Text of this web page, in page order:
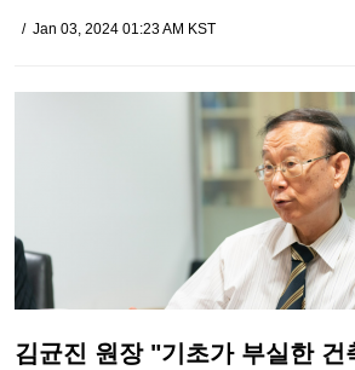
Jan 03, 2024 01:23 AM KST
김균진 원장 "기초가 부실한 건